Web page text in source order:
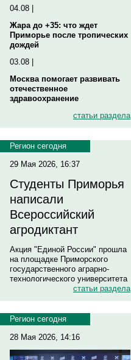
04.08 |
Жара до +35: что ждет
Приморье после тропических
дождей
03.08 |
Москва помогает развивать
отечественное
здравоохранение
статьи раздела
Регион сегодня
29 Мая 2026, 16:37
Студенты Приморья
написали
Всероссийский
агродиктант
Акция "Единой России" прошла
на площадке Приморского
государственного аграрно-
технологического университета
статьи раздела
Регион сегодня
28 Мая 2026, 14:16